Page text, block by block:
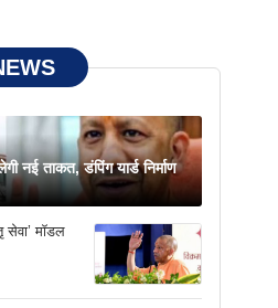
नई ताकत, डंपिंग यार्ड निर्माण
सेवा’ मॉडल